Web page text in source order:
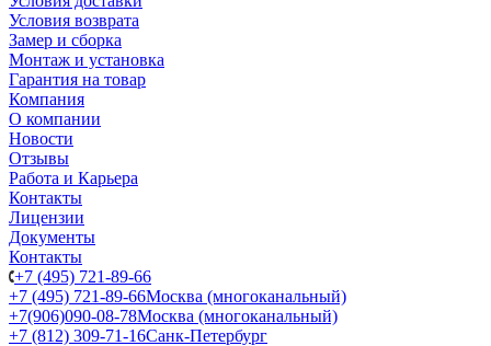
Условия возврата
Замер и сборка
Монтаж и установка
Гарантия на товар
Компания
О компании
Новости
Отзывы
Работа и Карьера
Контакты
Лицензии
Документы
Контакты
+7 (495) 721-89-66
+7 (495) 721-89-66Москва (многоканальный)
+7(906)090-08-78Москва (многоканальный)
+7 (812) 309-71-16Санк-Петербург